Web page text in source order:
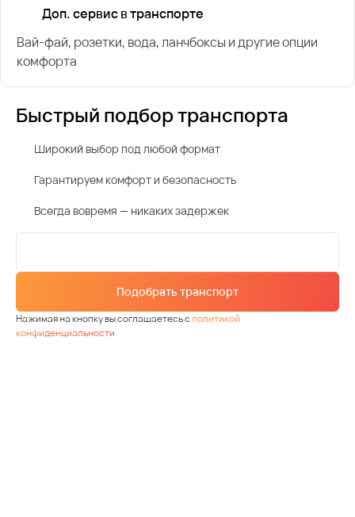
Доп. сервис в транспорте
Вай-фай, розетки, вода, ланчбоксы и другие опции
комфорта
Быстрый подбор транспорта
Широкий выбор под любой формат
Гарантируем комфорт и безопасность
Всегда вовремя — никаких задержек
Подобрать транспорт
Нажимая на кнопку вы соглашаетесь сполитикой
конфиденциальности